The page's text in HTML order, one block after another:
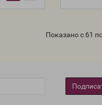
Показано с 61